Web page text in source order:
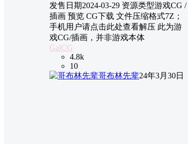
发售日期2024-03-29 资源类型游戏CG /
插画 预览 CG下载 文件压缩格式7Z；
手机用户请点击此处查看解压 此为游
戏CG/插画，并非游戏本体
GalCG
4.8k
10
哥布林先辈24年3月30日